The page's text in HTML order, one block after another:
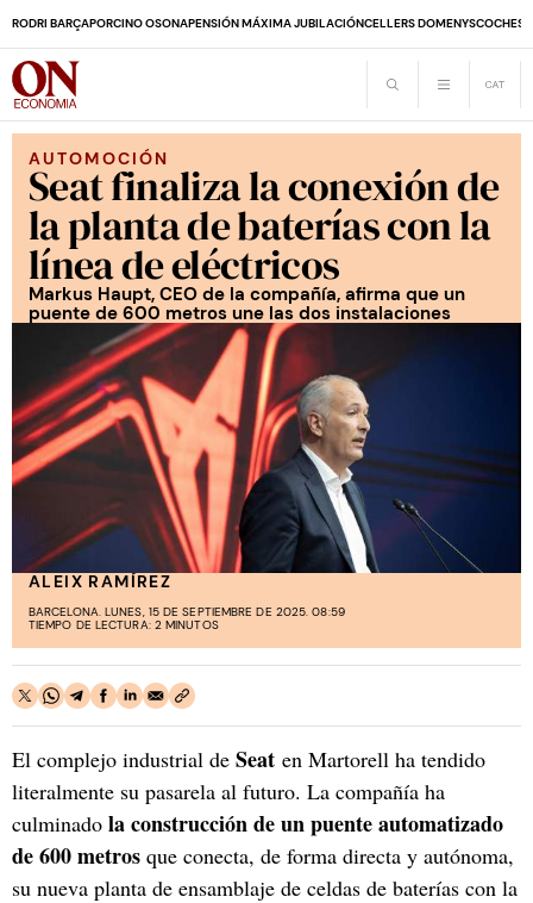
RODRI BARÇAPORCINO OSONAPENSIÓN MÁXIMA JUBILACIÓNCELLERS DOMENYSCOCHES
AUTOMOCIÓN
Seat finaliza la conexión de
la planta de baterías con la
línea de eléctricos
Markus Haupt, CEO de la compañía, afirma que un
puente de 600 metros une las dos instalaciones
ALEIX RAMÍREZ
BARCELONA. LUNES, 15 DE SEPTIEMBRE DE 2025. 08:59
TIEMPO DE LECTURA: 2 MINUTOS
El complejo industrial de Seat en Martorell ha tendido
literalmente su pasarela al futuro. La compañía ha
culminado la construcción de un puente automatizado
de 600 metros que conecta, de forma directa y autónoma,
su nueva planta de ensamblaje de celdas de baterías con la